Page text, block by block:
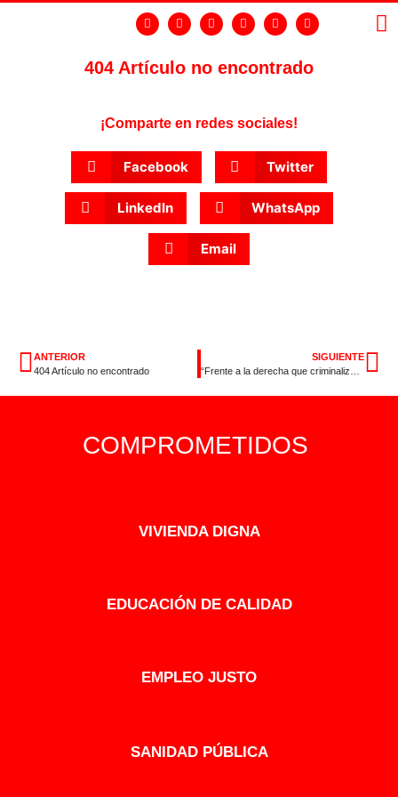
404 Artículo no encontrado
¡Comparte en redes sociales!
Facebook Twitter
LinkedIn WhatsApp
Email
ANTERIOR
404 Artículo no encontrado
SIGUIENTE
COMPROMETIDOS
VIVIENDA DIGNA
EDUCACIÓN DE CALIDAD
EMPLEO JUSTO
SANIDAD PÚBLICA